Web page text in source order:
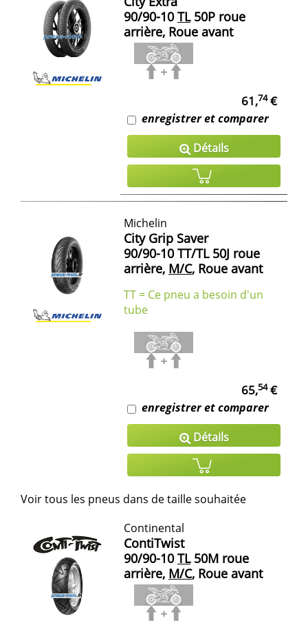
90/90-10 TL50P roue
arrière, Roue avant
61,74€
enregistrer et comparer
Détails
Michelin
City Grip Saver
90/90-10 TT/TL 50J roue
arrière, M/C, Roue avant
TT = Ce pneu a besoin d'un
tube
65,54€
enregistrer et comparer
Détails
Voir tous les pneus dans de taille souhaitée
Continental
ContiTwist
90/90-10 TL50M roue
arrière, M/C, Roue avant